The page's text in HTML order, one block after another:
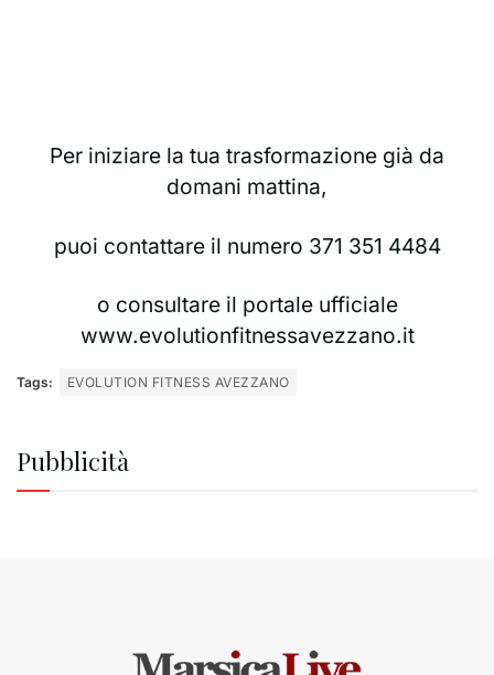
Per iniziare la tua trasformazione già da
domani mattina,
puoi contattare il numero 371 351 4484
o consultare il portale ufficiale
www.evolutionfitnessavezzano.it
Tags: EVOLUTION FITNESS AVEZZANO
Pubblicità